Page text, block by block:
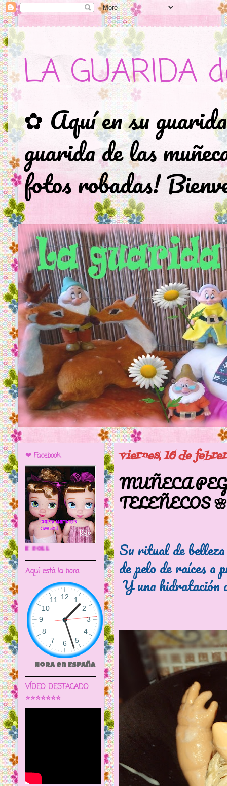
LA GUARIDA
✿ Aquí en su
guarida de las
fotos robadas!
viernes, 16 de
MUÑECA
TELEÑECOS 🌸
Su ritual de belleza
de pelo de raíces a
Y una hidratación
❤ Facebook
🌼CRIPTA ANIMATOR CAVE DOLL
Aquí está la hora
Hora en España
VÍDEO DESTACADO
⭐⭐⭐⭐⭐⭐⭐